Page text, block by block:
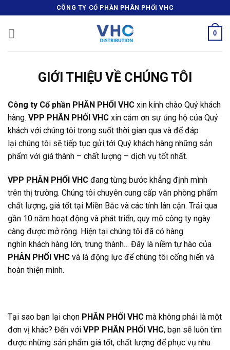
to
content
CÔNG TY CỔ PHẦN PHÂN PHỐI VHC
0
GIỚI THIỆU VỀ CHÚNG TÔI
Công ty Cổ phần PHÂN PHỐI VHC xin kính chào Quý khách
hàng. VPP PHÂN PHỐI VHC xin cảm ơn sự ủng hộ của Quý
khách với chúng tôi trong suốt thời gian qua và để đáp
lại chúng tôi sẽ tiếp tục gửi tới Quý khách hàng những sản
phẩm với giá thành – chất lượng – dịch vụ tốt nhất.
VPP PHÂN PHỐI VHC đang từng bước khẳng định mình
trên thị trường. Chúng tôi chuyên cung cấp văn phòng phẩm
chất lượng, giá tốt tại Miền Bắc và các tỉnh lân cận. Trải qua
gần 10 năm hoạt động và phát triển, quy mô công ty ngày
càng được mở rộng. Hiện tại chúng tôi đã có hàng
nghìn khách hàng lớn, trung thành… Đây là niềm tự hào của
PHÂN PHỐI VHC và là động lực để chúng tôi cống hiến và
hoàn thiện mình.
Tại sao bạn lại chọn PHÂN PHỐI VHC mà không phải là một
đơn vị khác? Đến với VPP PHÂN PHỐI VHC, bạn sẽ luôn tìm
được những sản phẩm giá tốt, chất lượng để phục vụ nhu